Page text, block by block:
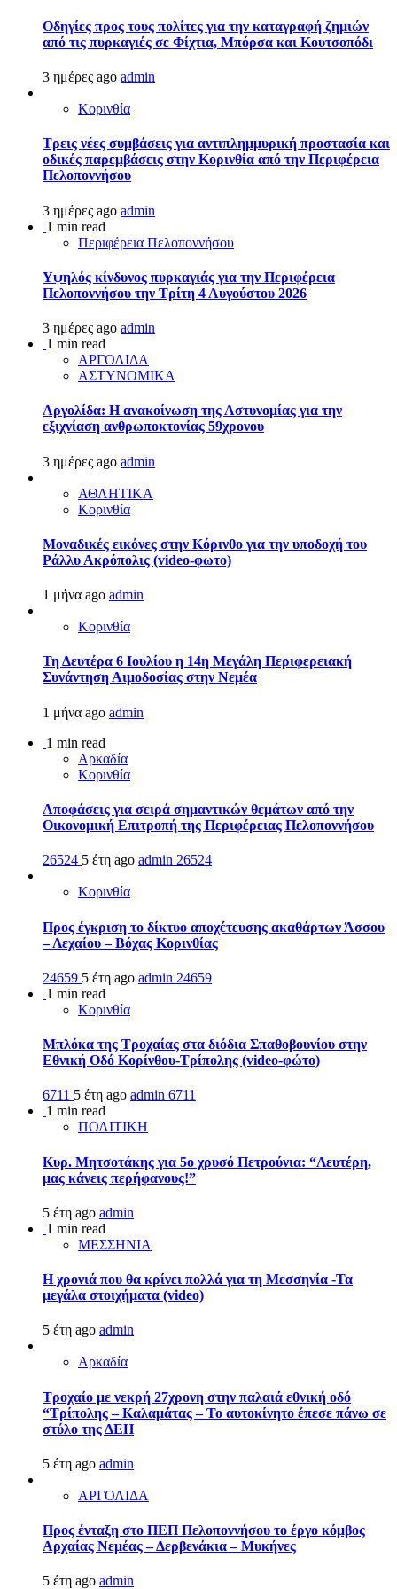
Οδηγίες προς τους πολίτες για την καταγραφή ζημιών
από τις πυρκαγιές σε Φίχτια, Μπόρσα και Κουτσοπόδι
3 ημέρες ago admin
Κορινθία
Τρεις νέες συμβάσεις για αντιπλημμυρική προστασία και
οδικές παρεμβάσεις στην Κορινθία από την Περιφέρεια
Πελοποννήσου
3 ημέρες ago admin
1 min read
Περιφέρεια Πελοποννήσου
Υψηλός κίνδυνος πυρκαγιάς για την Περιφέρεια
Πελοποννήσου την Τρίτη 4 Αυγούστου 2026
3 ημέρες ago admin
1 min read
ΑΡΓΟΛΙΔΑ
ΑΣΤΥΝΟΜΙΚΑ
Αργολίδα: Η ανακοίνωση της Αστυνομίας για την
εξιχνίαση ανθρωποκτονίας 59χρονου
3 ημέρες ago admin
ΑΘΛΗΤΙΚΑ
Κορινθία
Μοναδικές εικόνες στην Κόρινθο για την υποδοχή του
Ράλλυ Ακρόπολις (video-φωτο)
1 μήνα ago admin
Κορινθία
Τη Δευτέρα 6 Ιουλίου η 14η Μεγάλη Περιφερειακή
Συνάντηση Αιμοδοσίας στην Νεμέα
1 μήνα ago admin
1 min read
Αρκαδία
Κορινθία
Αποφάσεις για σειρά σημαντικών θεμάτων από την
Οικονομική Επιτροπή της Περιφέρειας Πελοποννήσου
26524 5 έτη ago admin 26524
Κορινθία
Προς έγκριση το δίκτυο αποχέτευσης ακαθάρτων Άσσου
– Λεχαίου – Βόχας Κορινθίας
24659 5 έτη ago admin 24659
1 min read
Κορινθία
Μπλόκα της Τροχαίας στα διόδια Σπαθοβουνίου στην
Εθνική Οδό Κορίνθου-Τρίπολης (video-φώτο)
6711 5 έτη ago admin 6711
1 min read
ΠΟΛΙΤΙΚΗ
Κυρ. Μητσοτάκης για 5ο χρυσό Πετρούνια: “Λευτέρη,
μας κάνεις περήφανους!”
5 έτη ago admin
1 min read
ΜΕΣΣΗΝΙΑ
Η χρονιά που θα κρίνει πολλά για τη Μεσσηνία -Τα
μεγάλα στοιχήματα (video)
5 έτη ago admin
Αρκαδία
Τροχαίο με νεκρή 27χρονη στην παλαιά εθνική οδό
“Τρίπολης – Καλαμάτας – Το αυτοκίνητο έπεσε πάνω σε
στύλο της ΔΕΗ
5 έτη ago admin
ΑΡΓΟΛΙΔΑ
Προς ένταξη στο ΠΕΠ Πελοποννήσου το έργο κόμβος
Αρχαίας Νεμέας – Δερβενάκια – Μυκήνες
5 έτη ago admin